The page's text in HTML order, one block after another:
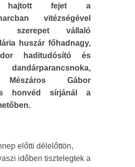
hajtott fejet a
vitézségével
szerepet vállaló
huszár főhadnagy,
haditudósító és
Mészáros Gábor
honvéd sírjánál a
előtti délelőttön,
időben tisztelegtek a